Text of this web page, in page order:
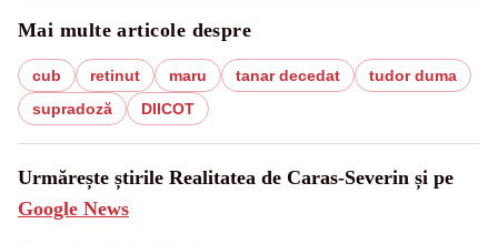
Mai multe articole despre
cub retinut maru tanar decedat
tudor duma
supradoză
DIICOT
Urmărește știrile Realitatea de Caras-Severin și pe
Google News